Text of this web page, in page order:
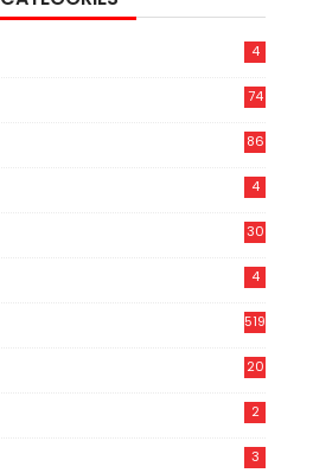
4
74
86
4
30
4
519
20
2
3